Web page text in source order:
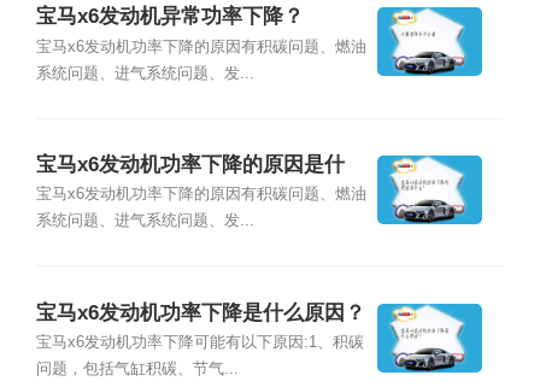
宝马x6发动机异常功率下降？
宝马x6发动机功率下降的原因有积碳问题、燃油
系统问题、进气系统问题、发...
宝马x6发动机功率下降的原因是什
么？
宝马x6发动机功率下降的原因有积碳问题、燃油
系统问题、进气系统问题、发...
宝马x6发动机功率下降是什么原因？
宝马x6发动机功率下降可能有以下原因:1、积碳
问题，包括气缸积碳、节气...